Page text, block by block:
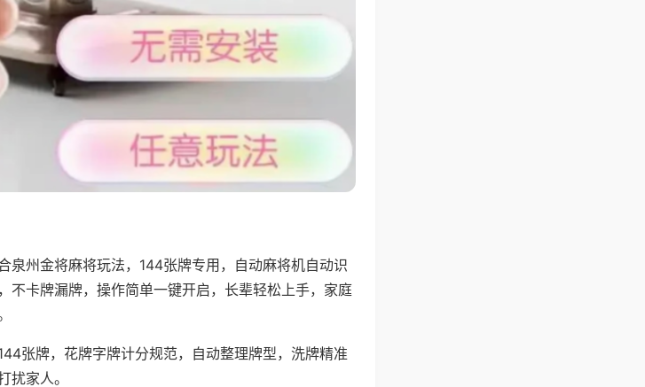
泉州金将麻将玩法，144张牌专用，自动麻将机自动识
不卡牌漏牌，操作简单一键开启，长辈轻松上手，家庭
张牌，花牌字牌计分规范，自动整理牌型，洗牌精准
扰家人。